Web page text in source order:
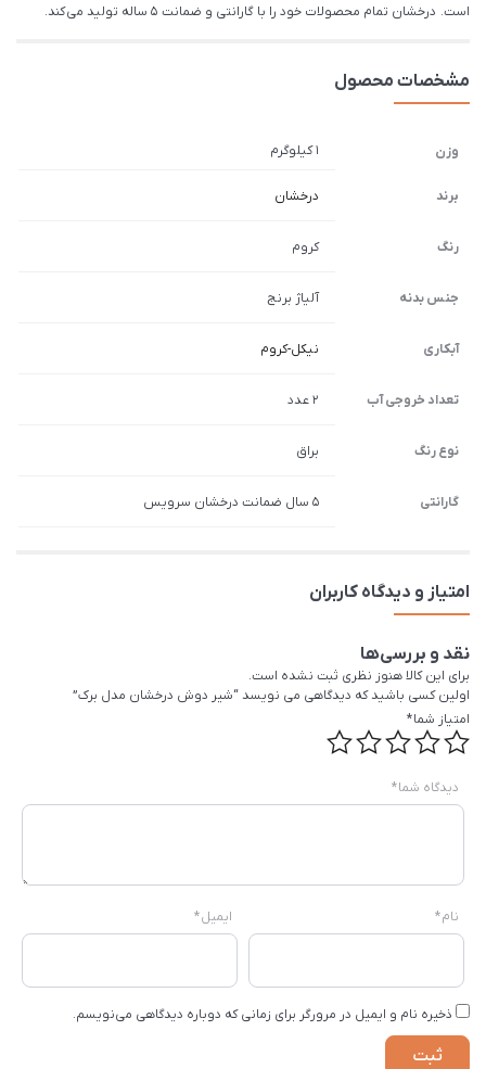
است. درخشان تمام محصولات خود را با گارانتی و ضمانت 5 ساله تولید می کند.
مشخصات محصول
وزن 1 کیلوگرم
برند درخشان
رنگ کروم
جنس بدنه آلیاژ برنج
آبکاری نیکل-کروم
تعداد خروجی آب 2 عدد
نوع رنگ براق
گارانتی 5 سال ضمانت درخشان سرویس
امتیاز و دیدگاه کاربران
نقد و بررسی‌ها
برای این کالا هنوز نظری ثبت نشده است.
اولین کسی باشید که دیدگاهی می نویسد “شیر دوش درخشان مدل برک”
امتیاز شما*
دیدگاه شما*
نام* ایمیل*
ذخیره نام و ایمیل در مرورگر برای زمانی که دوباره دیدگاهی می‌نویسم.